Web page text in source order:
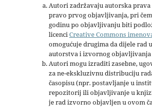
Autori zadržavaju autorska prava
pravo prvog objavljivanja, pri
godinu po objavljivanju biti
licenciCreative Commons
omogućuje drugima da dijele rad
autorstva i izvornog objavljivanja
Autori mogu izraditi zasebne,
za ne-ekskluzivnu distribuciju
časopisu (npr. postavljanje u
repozitorij ili objavljivanje u
je rad izvorno objavljen u ovom